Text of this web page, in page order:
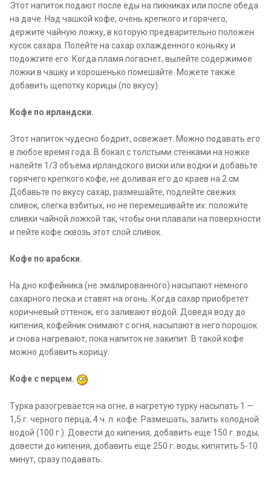
Этот напиток подают после еды на пикниках или после обеда
на даче. Над чашкой кофе, очень крепкого и горячего,
держите чайную ложку, в которую предварительно положен
кусок сахара. Полейте на сахар охлажденного коньяку и
подожгите его. Когда пламя погаснет, вылейте содержимое
ложки в чашку и хорошенько помешайте. Можете также
добавить щепотку корицы (по вкусу).
Кофе по ирландски.
Этот напиток чудесно бодрит, освежает. Можно подавать его
в любое время года. В бокал с толстыми стенками на ножке
налейте 1/3 объема ирландского виски или водки и добавьте
горячего крепкого кофе, не доливая его до краев на 2 см.
Добавьте по вкусу сахар, размешайте, подлейте свежих
сливок, слегка взбитых, но не перемешивайте их: положите
сливки чайной ложкой так, чтобы они плавали на поверхности
и пейте кофе сквозь этот слой сливок.
Кофе по арабски.
На дно кофейника (не эмалированного) насыпают немного
сахарного песка и ставят на огонь. Когда сахар приобретет
коричневый оттенок, его заливают водой. Доведя воду до
кипения, кофейник снимают с огня, насыпают в него порошок
и снова нагревают, пока напиток не закипит. В такой кофе
можно добавить корицу.
Кофе с перцем.
Турка разогревается на огне, в нагретую турку насыпать 1 —
1,5 г. черного перца, 4 ч. л. кофе. Размешать, залить холодной
водой (100 г.). Довести до кипения, добавить еще 150 г. воды,
довести до кипения, добавить еще 250 г. воды, кипятить 5-10
минут, сразу подавать.